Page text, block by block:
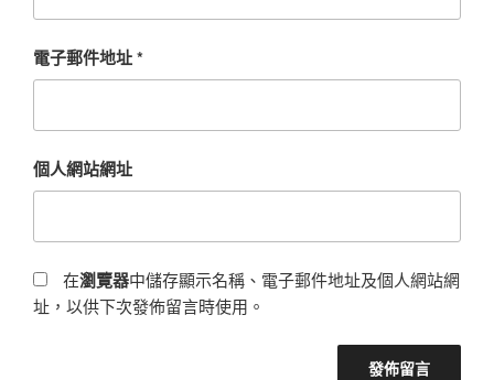
電子郵件地址*
個人網站網址
在瀏覽器中儲存顯示名稱、電子郵件地址及個人網站網
址，以供下次發佈留言時使用。